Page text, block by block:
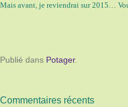
Mais avant, je reviendrai sur 2015…
Publié dans Potager.
Commentaires récents